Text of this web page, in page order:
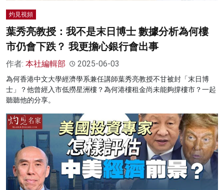
灼見視頻
葉秀亮教授：我不是末日博士 數據分析為何樓
市仍會下跌？ 我更擔心銀行會出事
作者: 本社編輯部 2025-06-03
為何香港中文大學經濟學系兼任講師葉秀亮教授不甘被封「末日博
士」？他曾經入市低撈星洲樓？為何港樓租金尚未能夠撐樓市？一起
聽聽他的分享。